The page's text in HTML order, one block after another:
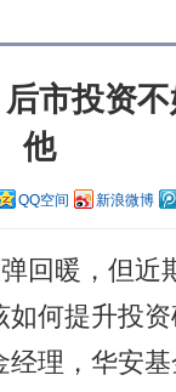
市投资
他
QQ空间 新浪微博
暖，但近
何提升投
理，华安